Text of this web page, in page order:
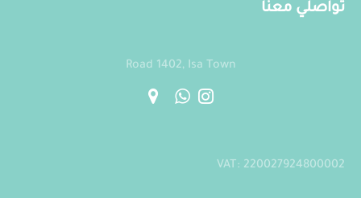
تواصلي معنا
Road 1402, Isa Town
VAT: 220027924800002